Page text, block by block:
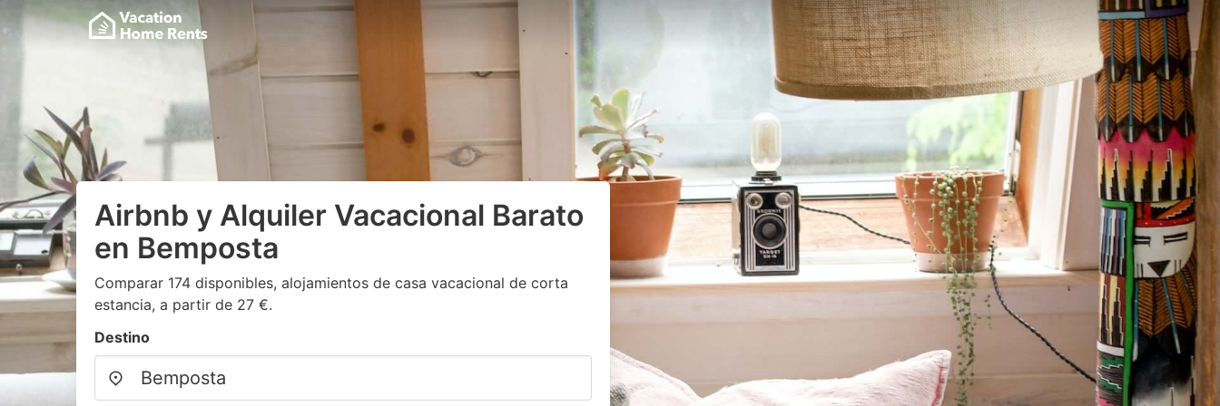
Airbnb y Alquiler Vacacional Barato
en Bemposta
Comparar 174 disponibles, alojamientos de casa vacacional de corta
estancia, a partir de 27 €.
Destino